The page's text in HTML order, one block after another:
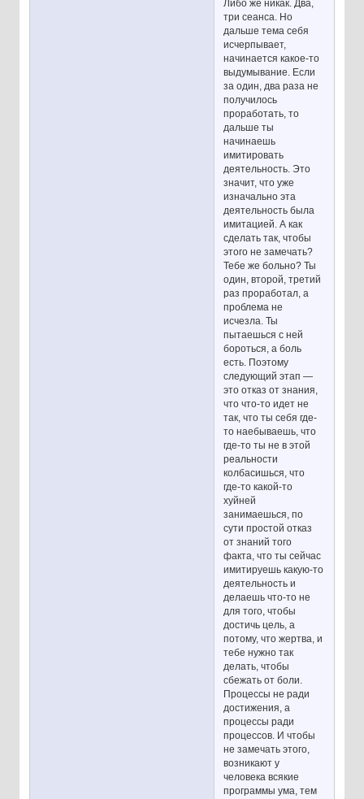
Либо же никак. Два,
три сеанса. Но
дальше тема себя
исчерпывает,
начинается какое-то
выдумывание. Если
за один, два раза не
получилось
проработать, то
дальше ты
начинаешь
имитировать
деятельность. Это
значит, что уже
изначально эта
деятельность была
имитацией. А как
сделать так, чтобы
этого не замечать?
Тебе же больно? Ты
один, второй, третий
раз проработал, а
проблема не
исчезла. Ты
пытаешься с ней
бороться, а боль
есть. Поэтому
следующий этап —
это отказ от знания,
что что-то идет не
так, что ты себя где-
то наебываешь, что
где-то ты не в этой
реальности
колбасишься, что
где-то какой-то
хуйней
занимаешься, по
сути простой отказ
от знаний того
факта, что ты сейчас
имитируешь какую-то
деятельность и
делаешь что-то не
для того, чтобы
достичь цель, а
потому, что жертва, и
тебе нужно так
делать, чтобы
сбежать от боли.
Процессы не ради
достижения, а
процессы ради
процессов. И чтобы
не замечать этого,
возникают у
человека всякие
программы ума, тем